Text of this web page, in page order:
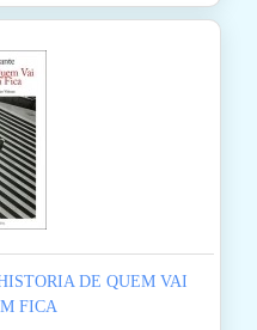
DE QUEM VAI
FICA